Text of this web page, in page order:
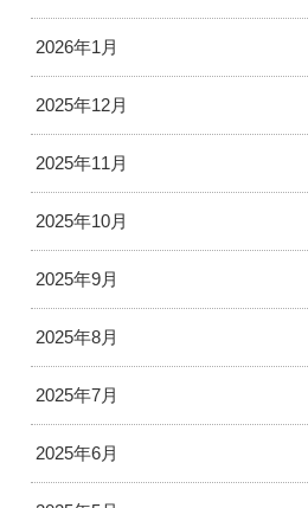
2026年1月
2025年12月
2025年11月
2025年10月
2025年9月
2025年8月
2025年7月
2025年6月